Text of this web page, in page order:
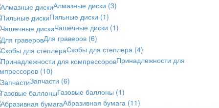
Алмазные диски (3)
Пильные диски (1)
Чашечные диски (1)
Для граверов (6)
Скобы для степлера (4)
Принадлежности для
(10)
Запчасти (6)
Газовые баллоны (1)
Абразивная бумага (11)